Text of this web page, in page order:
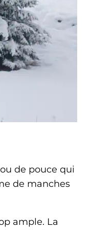
de pouce qui
de manches
ample. La